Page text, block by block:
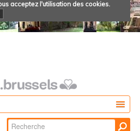
acceptez l'utilisation des cookies.
Chercher par